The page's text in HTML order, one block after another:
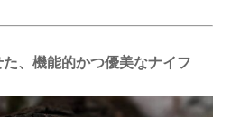
、機能的かつ優美なナイフ